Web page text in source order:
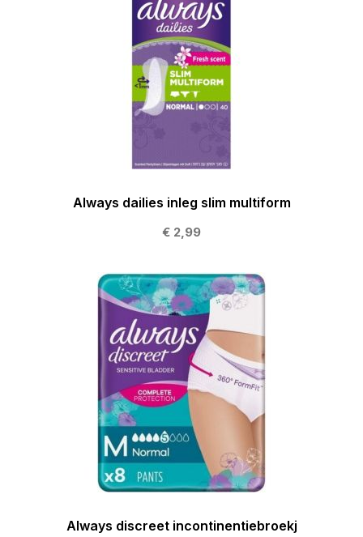
Always dailies inleg slim multiform
€ 2,99
Always discreet incontinentiebroekj